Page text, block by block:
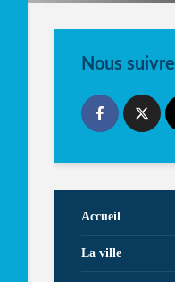
Nous suivre
Accueil
La ville